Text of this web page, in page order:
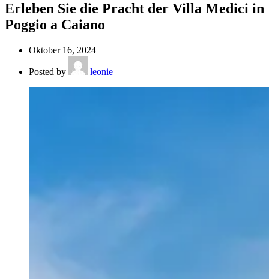
Erleben Sie die Pracht der Villa Medici in
Poggio a Caiano
Oktober 16, 2024
Posted by leonie